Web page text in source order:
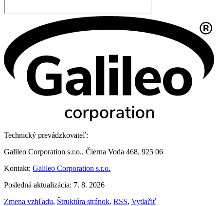
Technický prevádzkovateľ:
Galileo Corporation s.r.o., Čierna Voda 468, 925 06
Kontakt: Galileo Corporation s.r.o.
Posledná aktualizácia: 7. 8. 2026
Zmena vzhľadu, Štruktúra stránok, RSS, Vytlačiť